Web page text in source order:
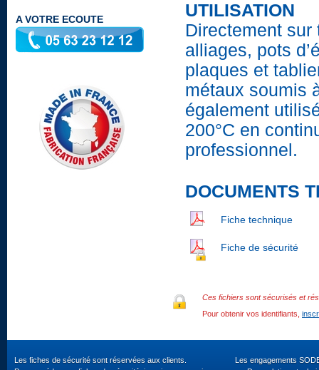
A VOTRE ECOUTE
UTILISATION
Directement sur
alliages, pots
plaques et
métaux soumis
également
200°C en
professionnel.
DOCUMENTS
Fiche technique
Fiche de sécurité
Ces fichiers sont sécurisés et
Pour obtenir vos identifiants,
Les fiches de sécurité sont réservées aux clients.
Les engagements